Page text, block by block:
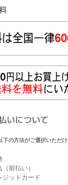
下の方法がご選択いただ
（前払い）
ジットカード